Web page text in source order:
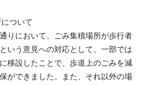
について
りにおいて、ごみ集積場所が歩行者
いう意見への対応として、一部では
移設したことで、歩道上のごみを減
ができました。また、それ以外の場